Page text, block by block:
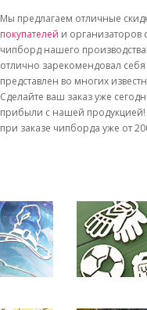
Мы предлагаем отличные
покупателей и организаторов
чипборд нашего
отлично зарекомендовал
представлен во многих
Сделайте ваш заказ уже
прибыли с нашей продукцией!
при заказе чипборда уже от